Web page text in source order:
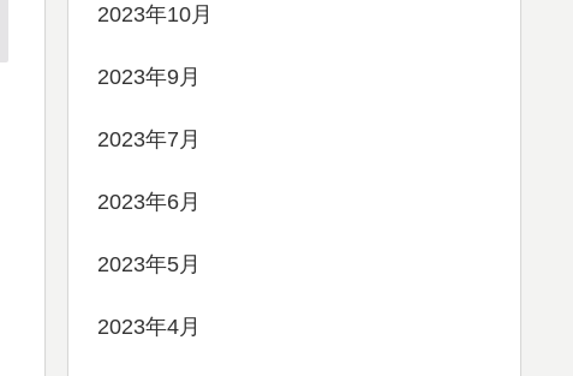
2023年10月
2023年9月
2023年7月
2023年6月
2023年5月
2023年4月